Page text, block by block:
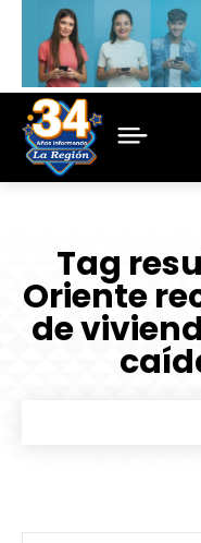
Tag
Oriente
de